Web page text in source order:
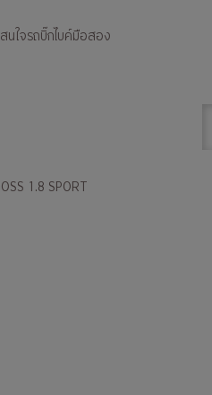
สนใจรถบิ๊กไบค์มือสอง